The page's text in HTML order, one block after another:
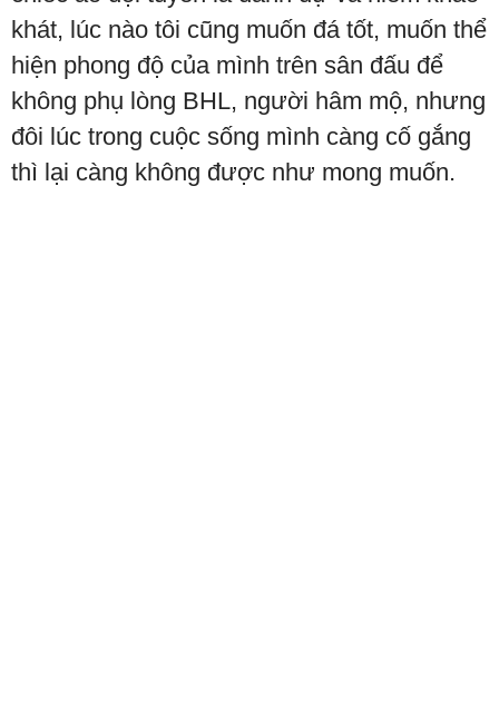
khát, lúc nào tôi cũng muốn đá tốt, muốn thể
hiện phong độ của mình trên sân đấu để
không phụ lòng BHL, người hâm mộ, nhưng
đôi lúc trong cuộc sống mình càng cố gắng
thì lại càng không được như mong muốn.